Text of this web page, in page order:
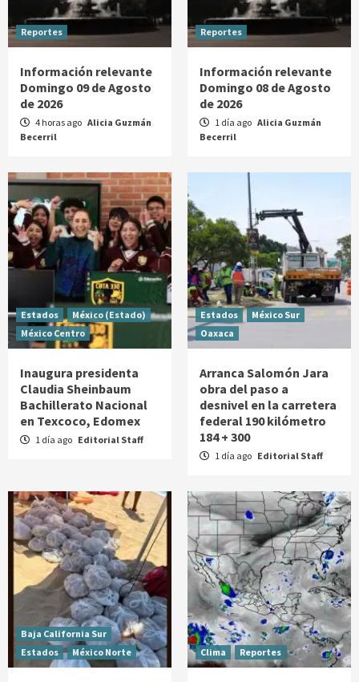
Reportes
Información relevante
Domingo 09 de Agosto
de 2026
4 horas ago Alicia Guzmán
Becerril
Reportes
Información relevante
Domingo 08 de Agosto
de 2026
1 día ago Alicia Guzmán
Becerril
Estados
México (Estado)
México Centro
Inaugura presidenta
Claudia Sheinbaum
Bachillerato Nacional
en Texcoco, Edomex
1 día ago Editorial Staff
Estados
México Sur
Oaxaca
Arranca Salomón Jara
obra del paso a
desnivel en la carretera
federal 190 kilómetro
184 + 300
1 día ago Editorial Staff
Baja California Sur
Estados
México Norte Clima Reportes